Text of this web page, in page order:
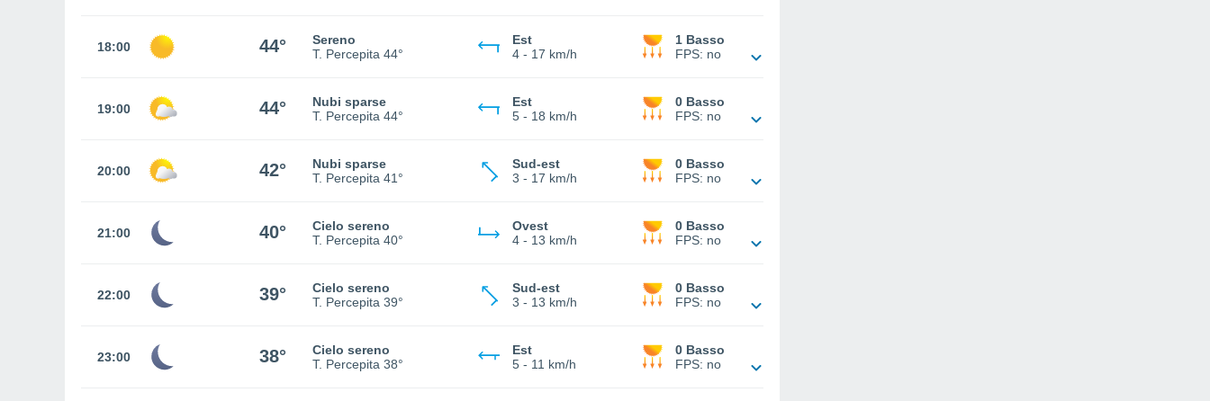
18:00 44°
Sereno
T. Percepita 44°
Est
4 - 17 km/h
1 Basso
FPS: no
19:00 44°
Nubi sparse
T. Percepita 44°
Est
5 - 18 km/h
0 Basso
FPS: no
20:00 42°
Nubi sparse
T. Percepita 41°
Sud-est
3 - 17 km/h
0 Basso
FPS: no
21:00 40°
Cielo sereno
T. Percepita 40°
Ovest
4 - 13 km/h
0 Basso
FPS: no
22:00 39°
Cielo sereno
T. Percepita 39°
Sud-est
3 - 13 km/h
0 Basso
FPS: no
23:00 38°
Cielo sereno
T. Percepita 38°
Est
5 - 11 km/h
0 Basso
FPS: no